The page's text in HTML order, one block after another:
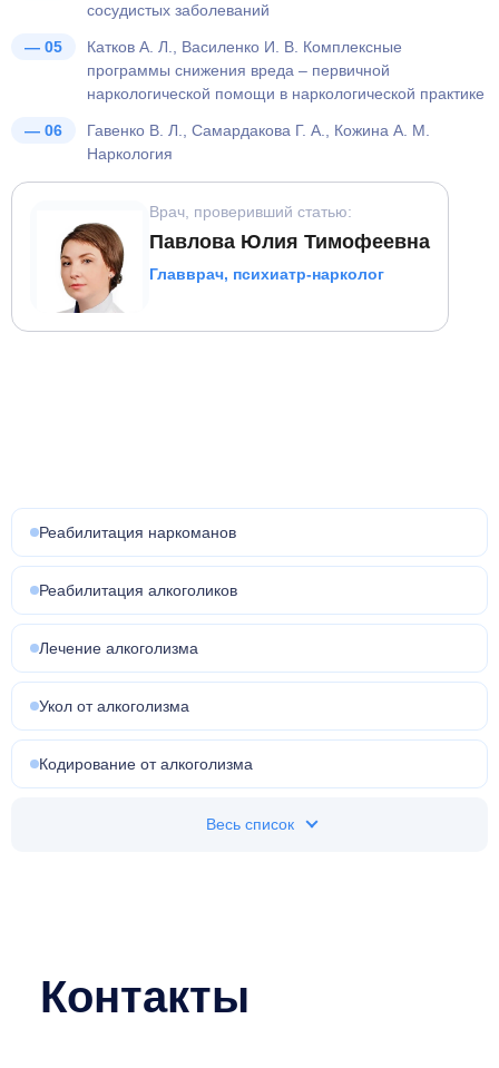
сосудистых заболеваний
Катков А. Л., Василенко И. В. Комплексные
программы снижения вреда – первичной
наркологической помощи в наркологической практике
Гавенко В. Л., Самардакова Г. A., Кожина А. М.
Наркология
Врач, проверивший статью:
Павлова Юлия Тимофеевна
Главврач, психиатр-нарколог
Реабилитация наркоманов
Реабилитация алкоголиков
Лечение алкоголизма
Укол от алкоголизма
Кодирование от алкоголизма
Весь список
Контакты